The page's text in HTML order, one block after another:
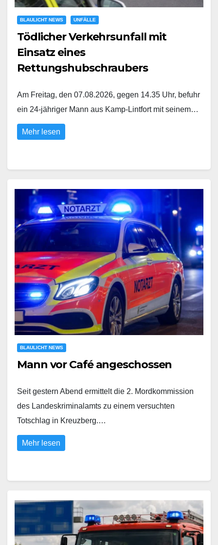
BLAULICHT NEWS UNFÄLLE
Tödlicher Verkehrsunfall mit
Einsatz eines
Rettungshubschraubers
Am Freitag, den 07.08.2026, gegen 14.35 Uhr, befuhr
ein 24-jähriger Mann aus Kamp-Lintfort mit seinem…
Mehr lesen
BLAULICHT NEWS
Mann vor Café angeschossen
Seit gestern Abend ermittelt die 2. Mordkommission
des Landeskriminalamts zu einem versuchten
Totschlag in Kreuzberg.…
Mehr lesen